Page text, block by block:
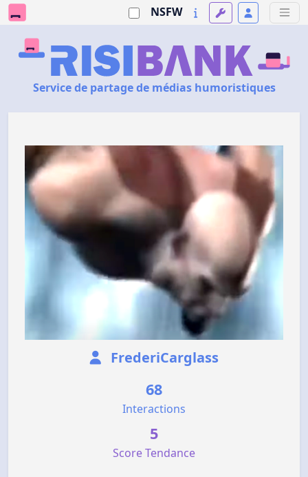
NSFW
Service de partage de médias humoristiques
FrederiCarglass
68
Interactions
5
Score Tendance